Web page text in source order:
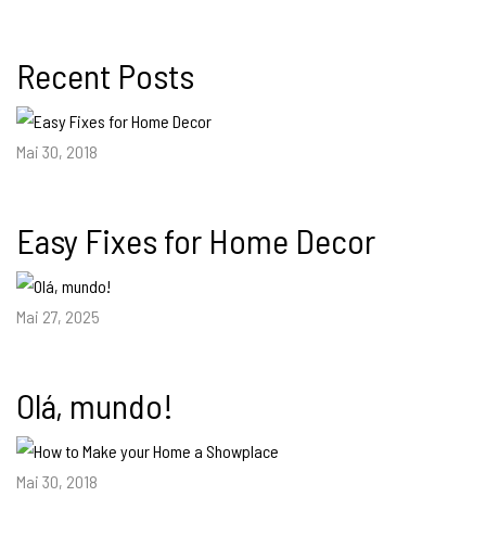
Recent Posts
Mai 30, 2018
Easy Fixes for Home Decor
Mai 27, 2025
Olá, mundo!
Mai 30, 2018